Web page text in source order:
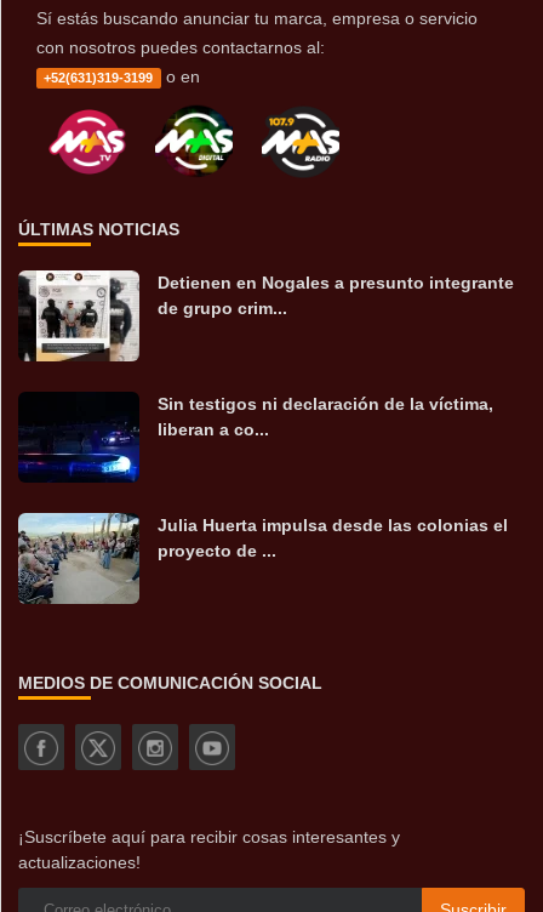
Sí estás buscando anunciar tu marca, empresa o servicio
con nosotros puedes contactarnos al:
+52(631)319-3199 o en
ÚLTIMAS NOTICIAS
Detienen en Nogales a presunto integrante
de grupo crim...
Sin testigos ni declaración de la víctima,
liberan a co...
Julia Huerta impulsa desde las colonias el
proyecto de ...
MEDIOS DE COMUNICACIÓN SOCIAL
¡Suscríbete aquí para recibir cosas interesantes y
actualizaciones!